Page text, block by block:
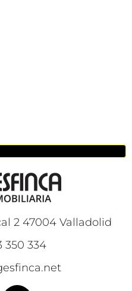
2 47004 Valladolid
350 334